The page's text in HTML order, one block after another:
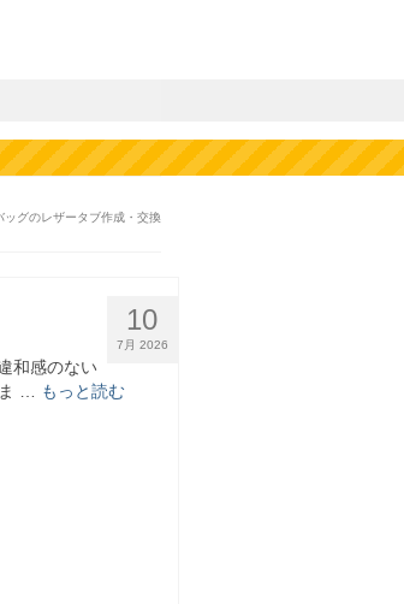
ッグのレザータブ作成・交換
10
7月 2026
和感のない
…
もっと読む